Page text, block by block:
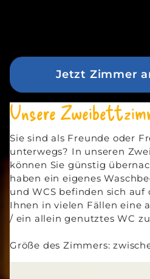
Jetzt Zimmer
Unsere
Sie sind als Freunde oder
unterwegs? In unseren
können Sie günstig
haben ein eigenes
und WCS befinden sich auf
Ihnen in vielen Fällen eine
/ ein allein genutztes WC
Größe des Zimmers: